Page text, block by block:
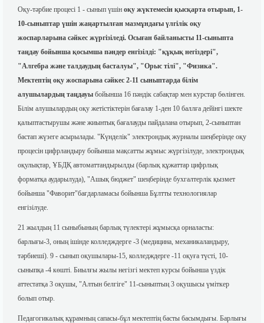
Оқу-тәрбие процесі 1 - сынып үшін оқу жүктемесін қысқарта отырып, 1-
10-сыныптар үшін жаңартылған мазмұндағы үлгілік оқу
жоспарларына сәйкес жүргізіледі. Осыған байланысты 11-сыныпта
таңдау бойынша қосымша пәндер енгізілді: "құқық негіздері",
"Алгебра және талдаудың басталуы", "Орыс тілі", "Физика".
Мектептің оқу жоспарына сәйкес 2-11 сыныптарда білім
алушылардың таңдауы бойынша 16 пәндік сабақтар мен курстар бөлінген.
Білім алушылардың оқу жетістіктерін бағалау 1-ден 10 баллға дейінгі шекте
қалыптастырушы және жиынтық бағалауды пайдалана отырып, 2-сыныптан
бастап жүзеге асырылады. "Күнделік" электрондық журналы шеңберінде оқу
процесін цифрландыру бойынша мақсатты жұмыс жүргізілуде, электрондық
оқулықтар, ҰБДҚ автоматтандырылды (барлық құжаттар цифрлық
форматқа аударылуда), "Ашық бюджет" шеңберінде бухгалтерлік қызмет
бойынша "Фаворит"бағдарламасы бойынша Бұлтты технологиялар
енгізілуде.
21 жылдың 11 сыныбының барлық түлектері жұмысқа орналасты:
барлығы-3, оның ішінде колледждерге -3 (медицина, механикаландыру,
тәрбиеші). 9 - сынып оқушылары-15, колледждерге -11 оқуға түсті, 10-
сыныпқа -4 көшті. Биылғы жылы негізгі мектеп курсы бойынша үздік
аттестатқа 3 оқушы, "Алтын белгіге" 11-сыныптың 3 оқушысы үміткер
болып отыр.
Педагогикалық құрамның сапасы-бұл мектептің басты басымдығы. Барлығы